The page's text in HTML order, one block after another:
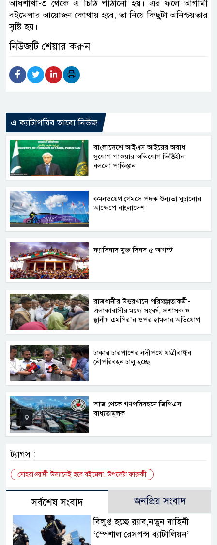
অধিশাখা-৩ থেকে এ চিঠি পাঠানো হয়। এর ফলে আগামী
বইমেলার আয়োজন কোথায় হবে, তা নিয়ে কিছুটা অনিশ্চয়তার
সৃষ্টি হয়।
নিউজটি শেয়ার করুন
এ ক্যাটাগরির আরো নিউজ
বাংলাদেশে আইএস আইয়ের অবাধ
সুযোগ পাওয়ার অভিযোগ ভিত্তিহীন
বললো পাকিস্তান
কমনওয়েথ গেমসে পদক শুন্যতা ঘুচানোর
আক্ষেপে বাংলাদেশ
ফ্যাসিবাদ মুক্ত দিবস ৫ আগস্ট
রাজধানীর উত্তরখানে পরিচ্ছন্নতাকর্মী-
এলাকাবাসীর মধ্যে সংঘর্ষ, প্রশাসক ও
স্থানীয় এমপির’র ওপর হামলার অভিযোগ
ঢাকার চারপাশের নদীপথে যাত্রীবান্ধব
নৌপরিবহন চালু হচ্ছে
আজ থেকে গণপরিবহনে জিপিএস
বাধ্যতামূলক
ট্যাগস :
সোহরাওয়ার্দী উদ্যানেই হবে বইমেলা: উপদেষ্টা ফারুকী
সর্বশেষ সংবাদ জনপ্রিয় সংবাদ
বিলুপ্ত হচ্ছে র‍্যাব,নতুন বাহিনী
‘স্পেশাল রেসপন্স ব্যাটালিয়ন’